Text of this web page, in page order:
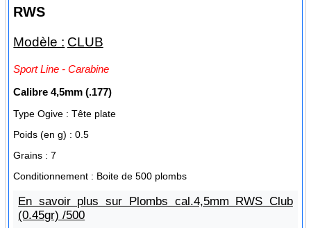
RWS
Modèle : CLUB
Sport Line - Carabine
Calibre 4,5mm (.177)
Type Ogive : Tête plate
Poids (en g) : 0.5
Grains : 7
Conditionnement : Boite de 500 plombs
En savoir plus sur Plombs cal.4,5mm RWS Club
(0.45gr) /500